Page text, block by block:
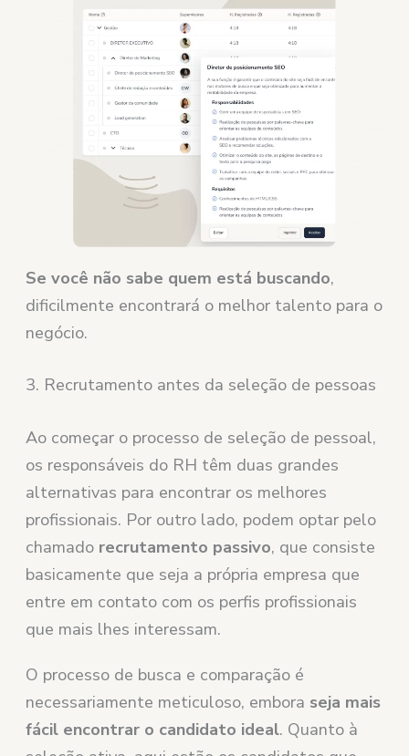
Se você não sabe quem está buscando,
dificilmente encontrará o melhor talento para o
negócio.
3. Recrutamento antes da seleção de pessoas
Ao começar o processo de seleção de pessoal,
os responsáveis do RH têm duas grandes
alternativas para encontrar os melhores
profissionais. Por outro lado, podem optar pelo
chamado recrutamento passivo, que consiste
basicamente que seja a própria empresa que
entre em contato com os perfis profissionais
que mais lhes interessam.
O processo de busca e comparação é
necessariamente meticuloso, embora seja mais
fácil encontrar o candidato ideal. Quanto à